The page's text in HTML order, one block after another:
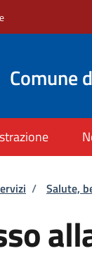
Comune
di
/ Salute,